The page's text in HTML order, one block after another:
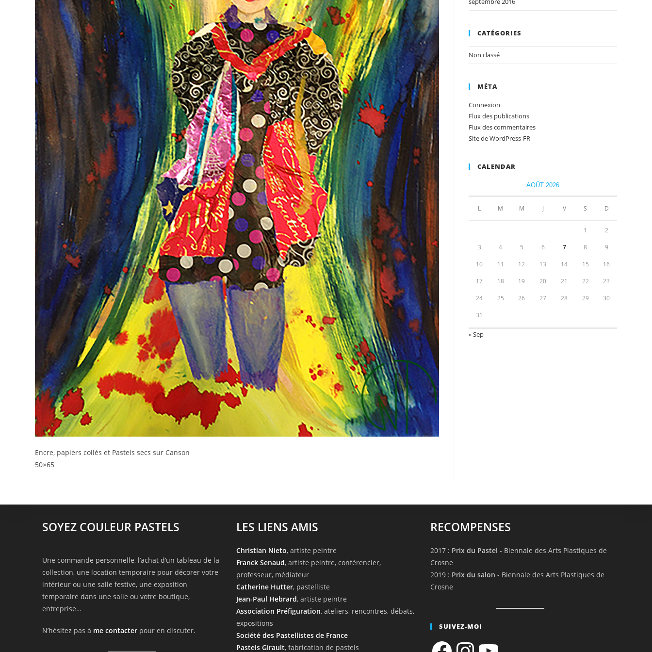
Encre, papiers collés et Pastels secs sur Canson
50×65
CATÉGORIES
Non classé
MÉTA
Connexion
Flux des publications
Flux des commentaires
Site de WordPress-FR
CALENDAR
AOÛT 2026
L M M J V S D
1 2
3 4 5 6 7 8 9
10 11 12 13 14 15 16
17 18 19 20 21 22 23
24 25 26 27 28 29 30
31
« Sep
SOYEZ COULEUR PASTELS
Une commande personnelle, l’achat d’un tableau de la
collection, une location temporaire pour décorer votre
intérieur ou une salle festive, une exposition
temporaire dans une salle ou votre boutique,
entreprise…
N’hésitez pas à me contacter pour en discuter.
LES LIENS AMIS
Christian Nieto, artiste peintre
Franck Senaud, artiste peintre, conférencier,
professeur, médiateur
Catherine Hutter, pastelliste
Jean-Paul Hebrard, artiste peintre
Association Préfiguration, ateliers, rencontres, débats,
expositions
Société des Pastellistes de France
Pastels Girault, fabrication de pastels
RECOMPENSES
2017 : Prix du Pastel - Biennale des Arts Plastiques de
Crosne
2019 : Prix du salon - Biennale des Arts Plastiques de
Crosne
SUIVEZ-MOI
FacebookInstagramYouTube